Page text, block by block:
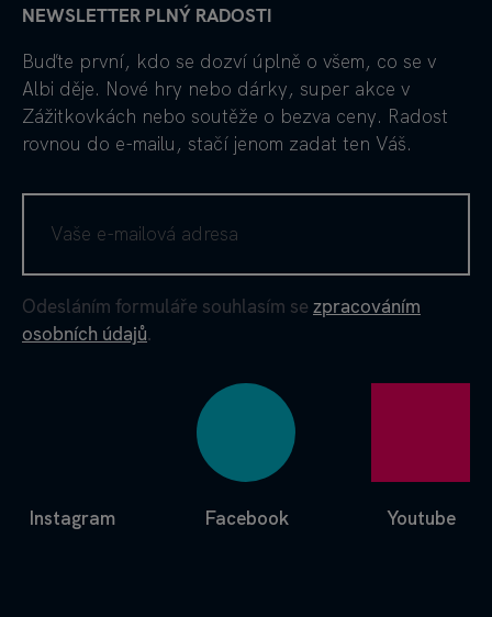
NEWSLETTER PLNÝ RADOSTI
Buďte první, kdo se dozví úplně o všem, co se v
Albi děje. Nové hry nebo dárky, super akce v
Zážitkovkách nebo soutěže o bezva ceny. Radost
rovnou do e-mailu, stačí jenom zadat ten Váš.
Odesláním formuláře souhlasím se zpracováním
osobních údajů.
Facebook
Instagram Youtube